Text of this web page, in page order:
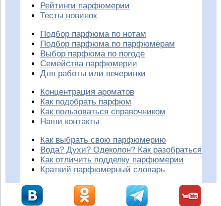
Рейтинги парфюмерии
Тесты новинок
Подбор парфюма по нотам
Подбор парфюма по парфюмерам
Выбор парфюма по погоде
Семейства парфюмерии
Для работы или вечеринки
Концентрация ароматов
Как подобрать парфюм
Как пользоваться справочником
Наши контакты
Как выбрать свою парфюмерию
Вода? Духи? Одеколон? Как разобраться
Как отличить подделку парфюмерии
Краткий парфюмерный словарь